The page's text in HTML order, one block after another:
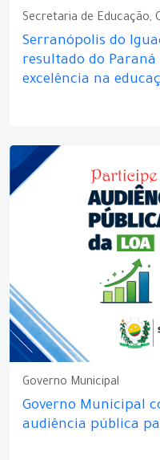
Secretaria de Educação,
Serranópolis do
resultado do Paraná
excelência na
Governo Municipal
Governo Municipal
audiência pública